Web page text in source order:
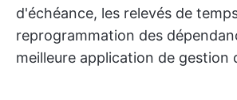
d'échéance, les relevés de
reprogrammation des
meilleure application de gestion